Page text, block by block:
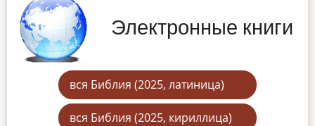
Электронные книги
вся Библия (2025, латиница)
вся Библия (2025, кириллица)